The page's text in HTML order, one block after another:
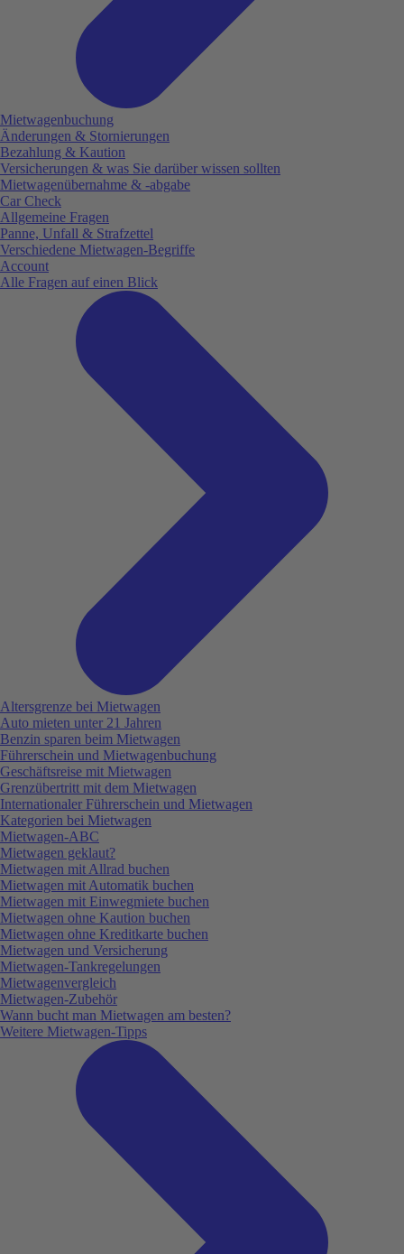
Mietwagenbuchung
Änderungen & Stornierungen
Bezahlung & Kaution
Versicherungen & was Sie darüber wissen sollten
Mietwagenübernahme & -abgabe
Car Check
Allgemeine Fragen
Panne, Unfall & Strafzettel
Verschiedene Mietwagen-Begriffe
Account
Alle Fragen auf einen Blick
Altersgrenze bei Mietwagen
Auto mieten unter 21 Jahren
Benzin sparen beim Mietwagen
Führerschein und Mietwagenbuchung
Geschäftsreise mit Mietwagen
Grenzübertritt mit dem Mietwagen
Internationaler Führerschein und Mietwagen
Kategorien bei Mietwagen
Mietwagen-ABC
Mietwagen geklaut?
Mietwagen mit Allrad buchen
Mietwagen mit Automatik buchen
Mietwagen mit Einwegmiete buchen
Mietwagen ohne Kaution buchen
Mietwagen ohne Kreditkarte buchen
Mietwagen und Versicherung
Mietwagen-Tankregelungen
Mietwagenvergleich
Mietwagen-Zubehör
Wann bucht man Mietwagen am besten?
Weitere Mietwagen-Tipps